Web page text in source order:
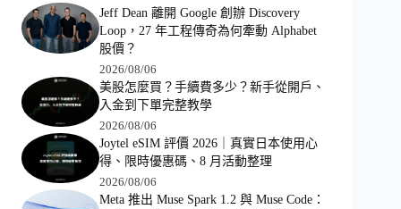
Jeff Dean 離開 Google 創辦 Discovery
Loop，27 年工程傳奇為何牽動 Alphabet
股價？
2026/08/06
美股怎麼買？手續費多少？新手從開戶、
入金到下單完整教學
2026/08/06
Joytel eSIM 評價 2026｜真實日本使用心
得、限時優惠碼、8 月活動整理
2026/08/06
Meta 推出 Muse Spark 1.2 與 Muse Code：